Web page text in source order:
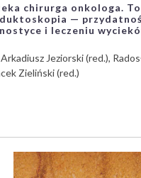
chirurga onkologa.
—
i leczeniu
Arkadiusz Jeziorski (red.),
Zieliński (red.)